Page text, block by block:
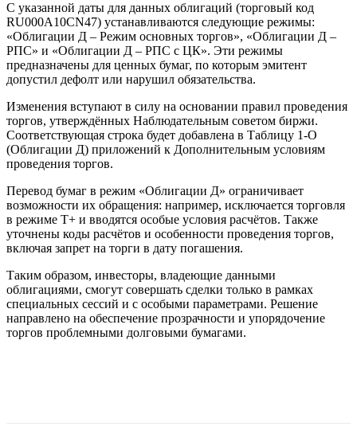
С указанной даты для данных облигаций (торговый код
RU000A10CN47) устанавливаются следующие режимы:
«Облигации Д – Режим основных торгов», «Облигации Д –
РПС» и «Облигации Д – РПС с ЦК». Эти режимы
предназначены для ценных бумаг, по которым эмитент
допустил дефолт или нарушил обязательства.
Изменения вступают в силу на основании правил проведения
торгов, утверждённых Наблюдательным советом биржи.
Соответствующая строка будет добавлена в Таблицу 1-О
(Облигации Д) приложений к Дополнительным условиям
проведения торгов.
Перевод бумаг в режим «Облигации Д» ограничивает
возможности их обращения: например, исключается торговля
в режиме Т+ и вводятся особые условия расчётов. Также
уточнены коды расчётов и особенности проведения торгов,
включая запрет на торги в дату погашения.
Таким образом, инвесторы, владеющие данными
облигациями, смогут совершать сделки только в рамках
специальных сессий и с особыми параметрами. Решение
направлено на обеспечение прозрачности и упорядочение
торгов проблемными долговыми бумагами.